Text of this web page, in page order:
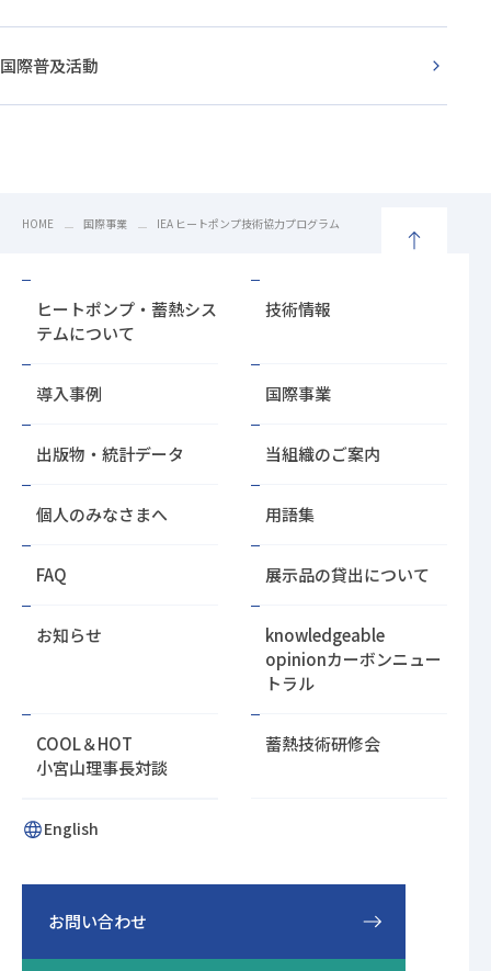
国際普及活動
HOME 国際事業 IEA ヒートポンプ技術協力プログラム
ペ
ヒートポンプ・蓄熱シス
テムについて
技術情報
導入事例 国際事業
出版物・統計データ 当組織のご案内
個人のみなさまへ 用語集
FAQ 展示品の貸出について
お知らせ
knowledgeable
opinionカーボンニュー
トラル
COOL＆HOT
小宮山理事長対談
蓄熱技術研修会
English
お問い合わせ